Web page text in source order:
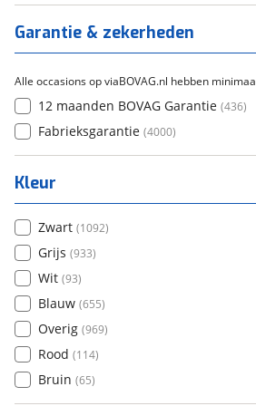
Garantie & zekerheden
Alle occasions op viaBOVAG.nl hebben
12 maanden BOVAG Garantie (436)
Fabrieksgarantie (4000)
Kleur
Zwart (1092)
Grijs (933)
Wit (93)
Blauw (655)
Overig (969)
Rood (114)
Bruin (65)